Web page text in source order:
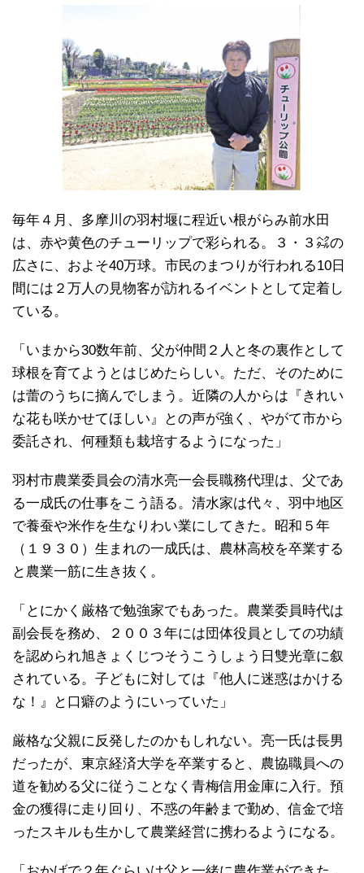
毎年４月、多摩川の羽村堰に程近い根がらみ前水田
は、赤や黄色のチューリップで彩られる。３・３㌶の
広さに、およそ40万球。市民のまつりが行われる10日
間には２万人の見物客が訪れるイベントとして定着し
ている。
「いまから30数年前、父が仲間２人と冬の裏作として
球根を育てようとはじめたらしい。ただ、そのために
は蕾のうちに摘んでしまう。近隣の人からは『きれい
な花も咲かせてほしい』との声が強く、やがて市から
委託され、何種類も栽培するようになった」
羽村市農業委員会の清水亮一会長職務代理は、父であ
る一成氏の仕事をこう語る。清水家は代々、羽中地区
で養蚕や米作を生なりわい業にしてきた。昭和５年
（１９３０）生まれの一成氏は、農林高校を卒業する
と農業一筋に生き抜く。
「とにかく厳格で勉強家でもあった。農業委員時代は
副会長を務め、２００３年には団体役員としての功績
を認められ旭きょくじつそうこうしょう日雙光章に叙
されている。子どもに対しては『他人に迷惑はかける
な！』と口癖のようにいっていた」
厳格な父親に反発したのかもしれない。亮一氏は長男
だったが、東京経済大学を卒業すると、農協職員への
道を勧める父に従うことなく青梅信用金庫に入行。預
金の獲得に走り回り、不惑の年齢まで勤め、信金で培
ったスキルも生かして農業経営に携わるようになる。